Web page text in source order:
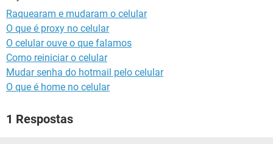
GUIA DE COMPRAS
Raquearam e mudaram o celular
O que é proxy no celular
O celular ouve o que falamos
Como reiniciar o celular
Mudar senha do hotmail pelo celular
O que é home no celular
1 Respostas